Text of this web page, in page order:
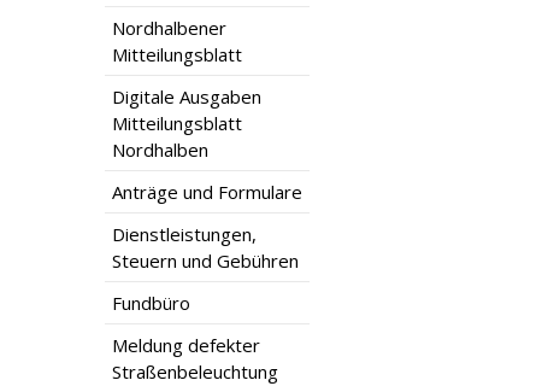
Nordhalbener
Mitteilungsblatt
Digitale Ausgaben
Mitteilungsblatt
Nordhalben
Anträge und Formulare
Dienstleistungen,
Steuern und Gebühren
Fundbüro
Meldung defekter
Straßenbeleuchtung